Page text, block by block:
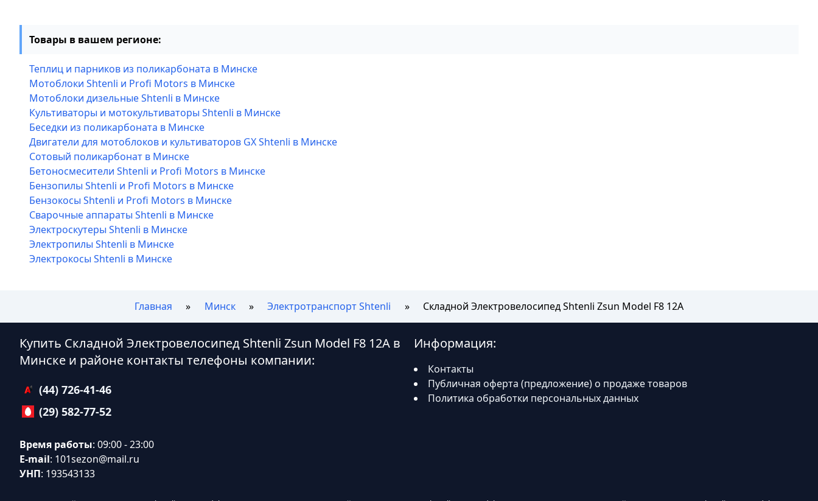
Товары в вашем регионе:
Теплиц и парников из поликарбоната в Минске
Мотоблоки Shtenli и Profi Motors в Минске
Мотоблоки дизельные Shtenli в Минске
Культиваторы и мотокультиваторы Shtenli в Минске
Беседки из поликарбоната в Минске
Двигатели для мотоблоков и культиваторов GX Shtenli в Минске
Сотовый поликарбонат в Минске
Бетоносмесители Shtenli и Profi Motors в Минске
Бензопилы Shtenli и Profi Motors в Минске
Бензокосы Shtenli и Profi Motors в Минске
Сварочные аппараты Shtenli в Минске
Электроскутеры Shtenli в Минске
Электропилы Shtenli в Минске
Электрокосы Shtenli в Минске
Главная Минск Электротранспорт Shtenli Складной Электровелосипед Shtenli Zsun Model F8 12А
Купить Складной Электровелосипед Shtenli Zsun Model F8 12А в
Минске и районе контакты телефоны компании:
(44) 726-41-46
(29) 582-77-52
Время работы: 09:00 - 23:00
E-mail: 101sezon@mail.ru
УНП: 193543133
Информация:
Контакты
Публичная оферта (предложение) о продаже товаров
Политика обработки персональных данных